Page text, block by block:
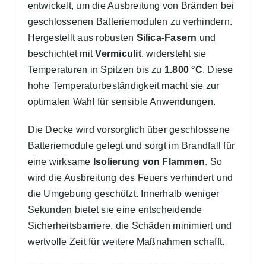
entwickelt, um die Ausbreitung von Bränden bei
geschlossenen Batteriemodulen zu verhindern.
Hergestellt aus robusten Silica-Fasern und
beschichtet mitVermiculit, widersteht sie
Temperaturen in Spitzen bis zu 1.800 °C. Diese
hohe Temperaturbeständigkeit macht sie zur
optimalen Wahl für sensible Anwendungen.
Die Decke wird vorsorglich über geschlossene
Batteriemodule gelegt und sorgt im Brandfall für
eine wirksame Isolierung von Flammen. So
wird die Ausbreitung des Feuers verhindert und
die Umgebung geschützt. Innerhalb weniger
Sekunden bietet sie eine entscheidende
Sicherheitsbarriere, die Schäden minimiert und
wertvolle Zeit für weitere Maßnahmen schafft.